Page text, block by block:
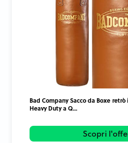
Bad Company Sacco da Boxe
Heavy Duty a Q...
Scopri